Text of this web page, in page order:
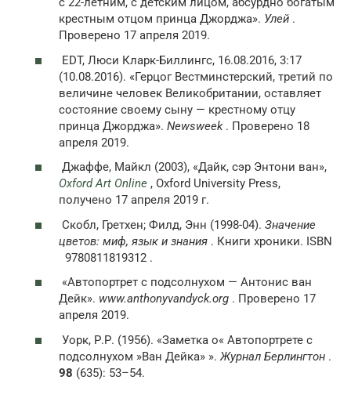
крестным отцом принца Джорджа». Улей .
Проверено 17 апреля 2019.
EDT, Люси Кларк-Биллингс, 16.08.2016, 3:17
(10.08.2016). «Герцог Вестминстерский, третий по
величине человек Великобритании, оставляет
состояние своему сыну — крестному отцу
принца Джорджа». Newsweek . Проверено 18
апреля 2019.
Джаффе, Майкл (2003), «Дайк, сэр Энтони ван»,
Oxford Art Online , Oxford University Press,
получено 17 апреля 2019 г.
Скобл, Гретхен; Филд, Энн (1998-04). Значение
цветов: миф, язык и знания . Книги хроники. ISBN
9780811819312 .
«Автопортрет с подсолнухом — Антонис ван
Дейк». www.anthonyvandyck.org . Проверено 17
апреля 2019.
Уорк, Р.Р. (1956). «Заметка о« Автопортрете с
подсолнухом »Ван Дейка» ». Журнал Берлингтон .
98 (635): 53–54.